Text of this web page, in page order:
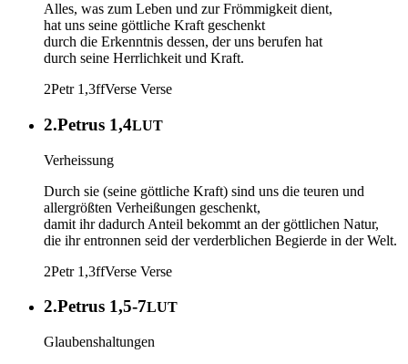
Alles, was zum Leben und zur Frömmigkeit dient,
hat uns seine göttliche Kraft geschenkt
durch die Erkenntnis dessen, der uns berufen hat
durch seine Herrlichkeit und Kraft.
2Petr 1,3ffVerse Verse
2.Petrus 1,4LUT
Verheissung
Durch sie (seine göttliche Kraft) sind uns die teuren und
allergrößten Verheißungen geschenkt,
damit ihr dadurch Anteil bekommt an der göttlichen Natur,
die ihr entronnen seid der verderblichen Begierde in der Welt.
2Petr 1,3ffVerse Verse
2.Petrus 1,5-7LUT
Glaubenshaltungen